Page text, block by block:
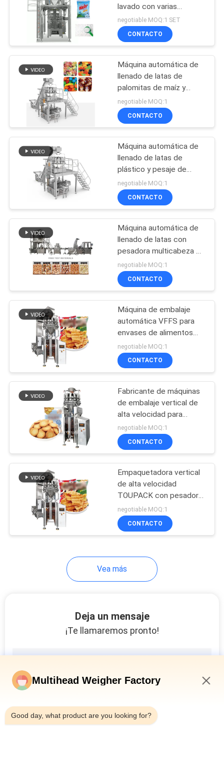
CASOS
SOLICITAR UN
PRESUPUESTO
MAPA
SITIO
POLÍTICA
PRIVACIDAD
empaquetadora de
los snacks
Máquina de
embalaje de varios
carriles
22
Empaquetadora de
la fruta y verdura
77
Máquina del
envasado de
alimentos
congelado
Empaquetadora de
las nueces
Máquina de pesaje y
Máquina de rellenar
del gránulo
lavado con varias
cabezas de pesaje
Lavadora de detergente
negotiable MOQ:1 SET
CONTACTO
Máquina automática de
llenado de latas de
palomitas de maíz y
nueces, pesadora
multicabezal, línea de
envasado y llenado de
negotiable MOQ:1
CONTACTO
Máquina automática de
llenado de latas de
plástico y pesaje de
cecina automática de
alta velocidad para
bocadillos de carne seca,
negotiable MOQ:1
CONTACTO
Máquina automática de
llenado de latas con
pesadora multicabeza de
alta precisión y control
de pantalla táctil PLC
negotiable MOQ:1
CONTACTO
Máquina de embalaje
automática VFFS para
envases de alimentos
con cabeza múltiple
Pesadora 20-200
paquetes por minuto
alta precisión
negotiable MOQ:1
CONTACTO
Fabricante de máquinas
de embalaje vertical de
alta velocidad para
bocadillos alimentos
congelados y productos
frescos
negotiable MOQ:1
CONTACTO
Empaquetadora vertical
de alta velocidad
TOUPACK con pesadora
multicabezal de 14
cabezales hasta 200
bolsas/minuto
negotiable MOQ:1
CONTACTO
Vea más
Deja un mensaje
¡Te llamaremos pronto!
Multihead Weigher Factory
Good day, what product are you looking for?